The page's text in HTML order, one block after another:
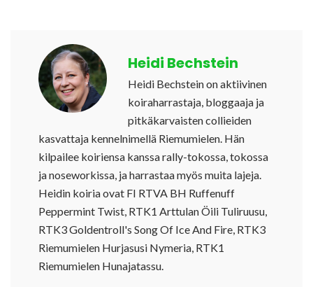
Heidi Bechstein
Heidi Bechstein on aktiivinen
koiraharrastaja, bloggaaja ja
pitkäkarvaisten collieiden
kasvattaja kennelnimellä Riemumielen. Hän
kilpailee koiriensa kanssa rally-tokossa, tokossa
ja noseworkissa, ja harrastaa myös muita lajeja.
Heidin koiria ovat FI RTVA BH Ruffenuff
Peppermint Twist, RTK1 Arttulan Öili Tuliruusu,
RTK3 Goldentroll's Song Of Ice And Fire, RTK3
Riemumielen Hurjasusi Nymeria, RTK1
Riemumielen Hunajatassu.